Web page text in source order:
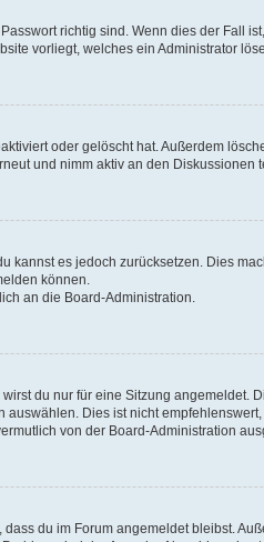
richtig sind. Wenn dies der Fall
vorliegt, welches ein Administrator
oder gelöscht hat. Außerdem
und nimm aktiv an den Diskussionen
es jedoch zurücksetzen. Dies
können.
an die Board-Administration.
du nur für eine Sitzung
Dies ist nicht
von der Board-Administration
du im Forum angemeldet bleibst.